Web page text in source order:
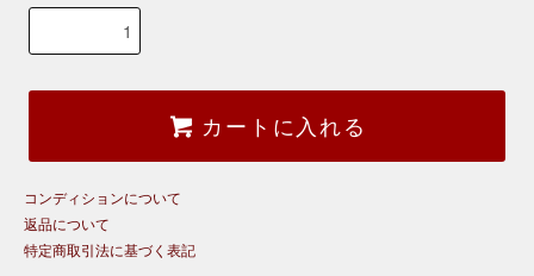
カートに入れる
コンディションについて
返品について
特定商取引法に基づく表記